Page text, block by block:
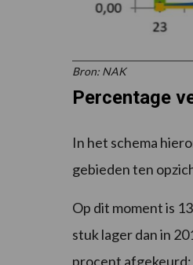
Bron: NAK
Percentage
In het schema
gebieden ten
Op dit moment is
stuk lager dan in
procent afgekeurd;